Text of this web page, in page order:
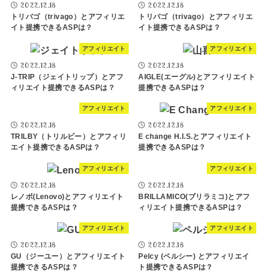
2022.12.18
トリバゴ（trivago）とアフィリエ
イト提携できるASPは？
2022.12.18
トリバゴ（trivago）とアフィリエ
イト提携できるASPは？
アフィリエイト
2022.12.18
J-TRIP（ジェイトリップ）とアフ
ィリエイト提携できるASPは？
アフィリエイト
2022.12.18
AIGLE(エーグル)とアフィリエイト
提携できるASPは？
アフィリエイト
2022.12.18
TRILBY（トリルビー）とアフィリ
エイト提携できるASPは？
アフィリエイト
2022.12.18
E change H.I.S.とアフィリエイト
提携できるASPは？
アフィリエイト
2022.12.18
レノボ(Lenovo)とアフィリエイト
提携できるASPは？
アフィリエイト
2022.12.18
BRILLAMICO(ブリラミコ)とアフ
ィリエイト提携できるASPは？
アフィリエイト
2022.12.18
GU（ジーユー）とアフィリエイト
提携できるASPは？
アフィリエイト
2022.12.18
Pelcy (ペルシー) とアフィリエイ
ト提携できるASPは？